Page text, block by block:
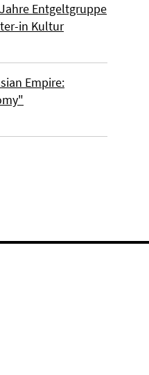
Entgeltgruppe
in Kultur
Empire: